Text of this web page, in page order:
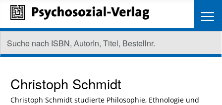
Christoph Schmidt
Christoph Schmidt studierte Philosophie, Ethnologie und
≡